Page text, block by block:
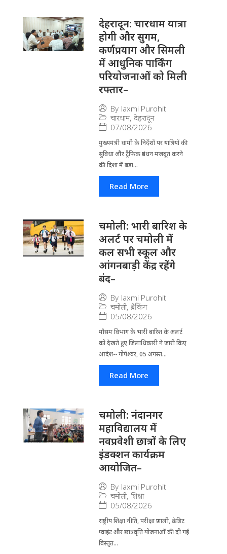
देहरादून: चारधाम यात्रा
होगी और सुगम,
कर्णप्रयाग और सिमली
में आधुनिक पार्किंग
परियोजनाओं को मिली
रफ्तार–
By laxmi Purohit
चारधाम, देहरादून
07/08/2026
मुख्यमंत्री धामी के निर्देशों पर यात्रियों की
सुविधा और ट्रैफिक प्रबंधन मजबूत करने
की दिशा में बड़ा...
Read More
चमोली: भारी बारिश के
अलर्ट पर चमोली में
कल सभी स्कूल और
आंगनबाड़ी केंद्र रहेंगे
बंद–
By laxmi Purohit
चमोली, ब्रेकिंग
05/08/2026
मौसम विभाग के भारी बारिश के अलर्ट
को देखते हुए जिला​धिकारी ने जारी किए
आदेश-- गोपेश्वर, 05 अगस्त...
Read More
चमोली: नंदानगर
महाविद्यालय में
नवप्रवेशी छात्रों के लिए
इंडक्शन कार्यक्रम
आयोजित–
By laxmi Purohit
चमोली, शिक्षा
05/08/2026
राष्ट्रीय शिक्षा नीति, परीक्षा प्रणाली, क्रेडिट
प्वाइंट और छात्रवृत्ति योजनाओं की दी गई
विस्तृत...